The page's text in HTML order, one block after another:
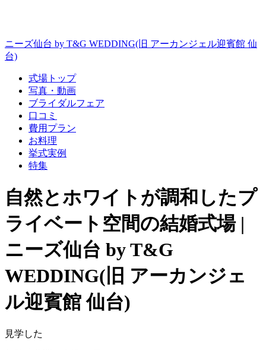
ニーズ仙台 by T&G WEDDING(旧 アーカンジェル迎賓館 仙
台)
式場トップ
写真・動画
ブライダルフェア
口コミ
費用プラン
お料理
挙式実例
特集
自然とホワイトが調和したプ
ライベート空間の結婚式場 |
ニーズ仙台 by T&G
WEDDING(旧 アーカンジェ
ル迎賓館 仙台)
見学した